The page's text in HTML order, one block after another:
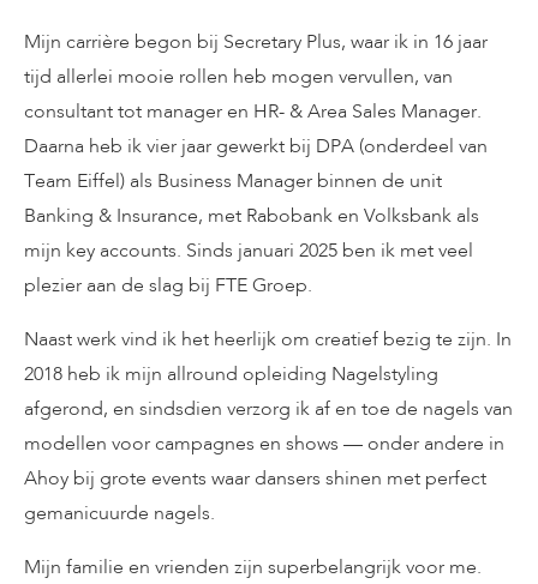
Mijn carrière begon bij Secretary Plus, waar ik in 16 jaar
tijd allerlei mooie rollen heb mogen vervullen, van
consultant tot manager en HR- & Area Sales Manager.
Daarna heb ik vier jaar gewerkt bij DPA (onderdeel van
Team Eiffel) als Business Manager binnen de unit
Banking & Insurance, met Rabobank en Volksbank als
mijn key accounts. Sinds januari 2025 ben ik met veel
plezier aan de slag bij FTE Groep.
Naast werk vind ik het heerlijk om creatief bezig te zijn. In
2018 heb ik mijn allround opleiding Nagelstyling
afgerond, en sindsdien verzorg ik af en toe de nagels van
modellen voor campagnes en shows — onder andere in
Ahoy bij grote events waar dansers shinen met perfect
gemanicuurde nagels.
Mijn familie en vrienden zijn superbelangrijk voor me.